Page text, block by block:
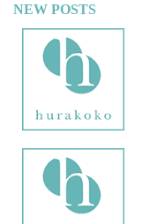
NEW POSTS